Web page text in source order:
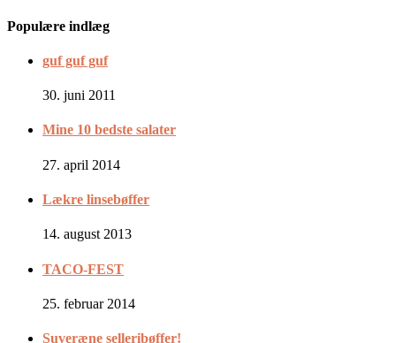
Populære indlæg
guf guf guf
30. juni 2011
Mine 10 bedste salater
27. april 2014
Lækre linsebøffer
14. august 2013
TACO-FEST
25. februar 2014
Suveræne selleribøffer!